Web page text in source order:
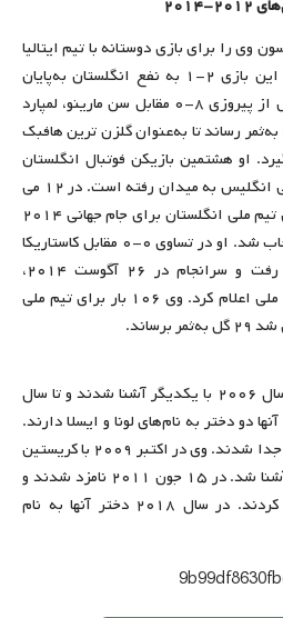
روی هاجسون وی را برای بازی دوستانه با تیم ایتالیا
به‌عنوان کاپیتان دعوت کرد که این بازی ۲-۱ به نفع انگلستان به‌پایان
رسید. در ۲۲ مارچ ۲۰۱۳ و پس از پیروزی ۸-۰ مقابل سن مارینو، لمپارد
رساند تا به‌عنوان گلزن ترین هافبک
او هشتمین بازیکن فوتبال انگلستان
است که یکصد بار برای تیم ملی انگلیس به میدان رفته است. در ۱۲ می
۲۰۱۴، لمپارد جزو نفرات اصلی تیم ملی انگلستان برای جام جهانی ۲۰۱۴
بود و به‌عنوان کاپیتان دوم انتخاب شد. او در تساوی ۰-۰ مقابل کاستا‌ریکا
با بازوبند کاپیتانی به میدان رفت و سرانجام در ۲۶ آگوست ۲۰۱۴،
بازنشستگی خود را از بازی‌های ملی اعلام کرد. وی ۱۰۶ بار برای تیم ملی
فرانک لمپارد و آلن ریواس در سال ۲۰۰۶ با یکدیگر آشنا شدند و تا سال
دو دختر به نام‌های لونا و ایسلا دارند.
این دو بعد از مدتی از یکدیگر جدا شدند. وی در اکتبر ۲۰۰۹ با کریستین
لوئیس بلکلی مجری تلویزیون آشنا شد. در ۱۵ جون ۲۰۱۱ نامزد شدند و
در ۲۰ دسامبر ۲۰۱۵ ازدواج کردند. در سال ۲۰۱۸ دختر آنها به نام